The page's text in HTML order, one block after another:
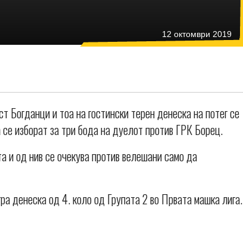
12 октомври 2019
и тоа на гостински терен денеска на потег се
изборат за три бода на дуелот против ГРК Борец.
и од нив се очекува против велешани само да
денеска од 4. коло од Групата 2 во Првата машка лига.